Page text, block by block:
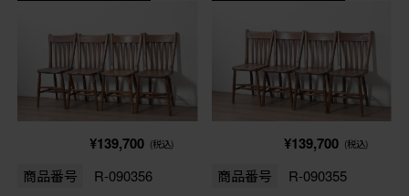
¥139,700 (税込)
商品番号 R-090356
¥139,700 (税込)
商品番号 R-090355